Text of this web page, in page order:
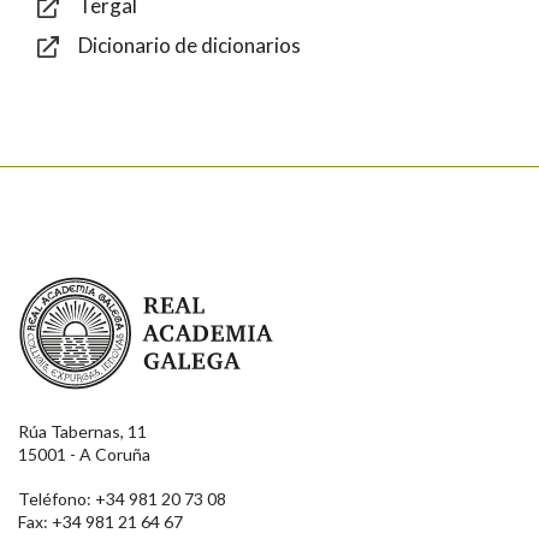
Tergal
Dicionario de dicionarios
Real Academia Galega
Rúa Tabernas, 11
15001 - A Coruña
Teléfono: +34 981 20 73 08
Fax: +34 981 21 64 67